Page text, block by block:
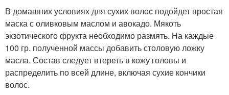
В домашних условиях для сухих волос подойдет простая
маска с оливковым маслом и авокадо. Мякоть
экзотического фрукта необходимо размять. На каждые
100 гр. полученной массы добавить столовую ложку
масла. Состав следует втереть в кожу головы и
распределить по всей длине, включая сухие кончики
волос.